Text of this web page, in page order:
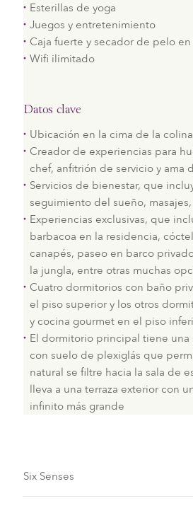
Esterillas de yoga
Juegos y entretenimiento
Caja fuerte y secador de pelo
Wifi ilimitado
Datos clave
Ubicación en la cima de la colina
Creador de experiencias para
chef, anfitrión de servicio y ama
Servicios de bienestar, que
seguimiento del sueño,
Experiencias exclusivas, que
barbacoa en la residencia,
canapés, paseo en barco
la jungla, entre otras muchas
Cuatro dormitorios con baño
el piso superior y los otros
y cocina gourmet en el piso
El dormitorio principal tiene una
con suelo de plexiglás que
natural se filtre hacia la sala de
lleva a una terraza exterior con
infinito más grande
Six Senses